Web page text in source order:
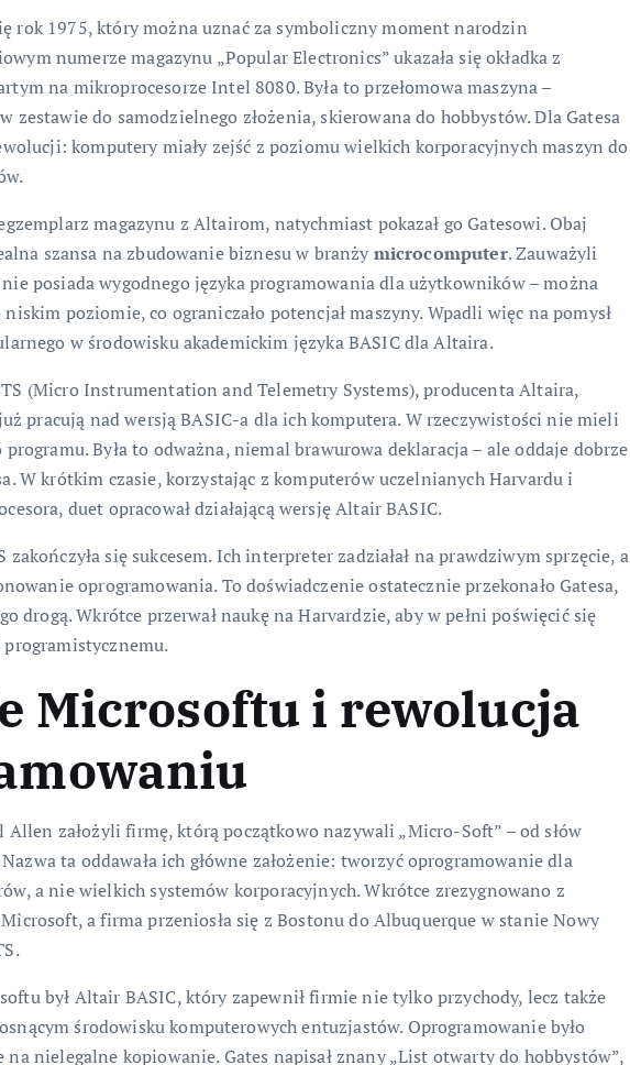
rok 1975, który można uznać za symboliczny moment narodzin
numerze magazynu „Popular Electronics” ukazała się okładka z
na mikroprocesorze Intel 8080. Była to przełomowa maszyna –
zestawie do samodzielnego złożenia, skierowana do hobbystów. Dla Gatesa
komputery miały zejść z poziomu wielkich korporacyjnych maszyn do
magazynu z Altairom, natychmiast pokazał go Gatesowi. Obaj
szansa na zbudowanie biznesu w branży microcomputer. Zauważyli
posiada wygodnego języka programowania dla użytkowników – można
poziomie, co ograniczało potencjał maszyny. Wpadli więc na pomysł
w środowisku akademickim języka BASIC dla Altaira.
(Micro Instrumentation and Telemetry Systems), producenta Altaira,
pracują nad wersją BASIC-a dla ich komputera. W rzeczywistości nie mieli
programu. Była to odważna, niemal brawurowa deklaracja – ale oddaje dobrze
W krótkim czasie, korzystając z komputerów uczelnianych Harvardu i
duet opracował działającą wersję Altair BASIC.
się sukcesem. Ich interpreter zadziałał na prawdziwym sprzęcie, a
oprogramowania. To doświadczenie ostatecznie przekonało Gatesa,
drogą. Wkrótce przerwał naukę na Harvardzie, aby w pełni poświęcić się
Microsoftu i rewolucja
założyli firmę, którą początkowo nazywali „Micro-Soft” – od słów
Nazwa ta oddawała ich główne założenie: tworzyć oprogramowanie dla
a nie wielkich systemów korporacyjnych. Wkrótce zrezygnowano z
a firma przeniosła się z Bostonu do Albuquerque w stanie Nowy
był Altair BASIC, który zapewnił firmie nie tylko przychody, lecz także
środowisku komputerowych entuzjastów. Oprogramowanie było
nielegalne kopiowanie. Gates napisał znany „List otwarty do hobbystów”,